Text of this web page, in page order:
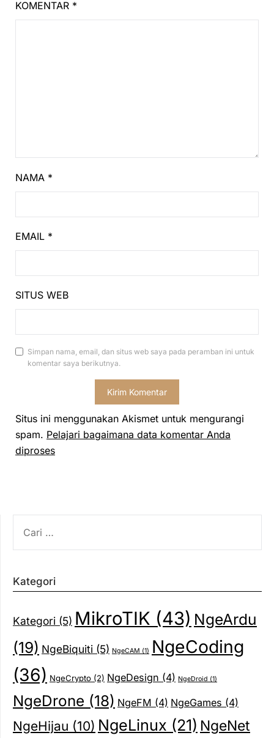
KOMENTAR *
NAMA *
EMAIL *
SITUS WEB
Simpan nama, email, dan situs web saya pada peramban ini untuk
komentar saya berikutnya.
Situs ini menggunakan Akismet untuk mengurangi
spam. Pelajari bagaimana data komentar Anda
diproses
UNTUK:
Kategori
Kategori (5) MikroTIK (43) NgeArdu
(19) NgeBiquiti (5) NgeCAM (1) NgeCoding
(36) NgeCrypto (2) NgeDesign (4) NgeDroid (1)
NgeDrone (18) NgeFM (4) NgeGames (4)
NgeHijau (10) NgeLinux (21) NgeNet